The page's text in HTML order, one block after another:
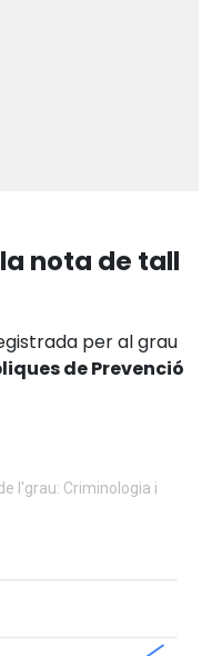
nota de tall
per al grau
de Prevenció
l'grau: Criminologia i